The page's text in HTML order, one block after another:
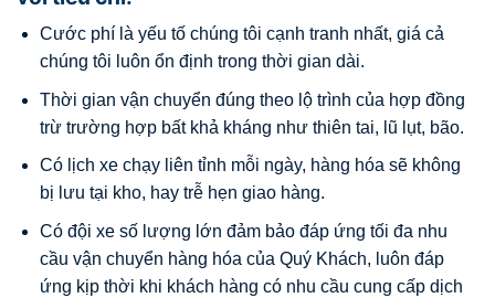
Cước phí là yếu tố chúng tôi cạnh tranh nhất, giá cả
chúng tôi luôn ổn định trong thời gian dài.
Thời gian vận chuyển đúng theo lộ trình của hợp đồng
trừ trường hợp bất khả kháng như thiên tai, lũ lụt, bão.
Có lịch xe chạy liên tỉnh mỗi ngày, hàng hóa sẽ không
bị lưu tại kho, hay trễ hẹn giao hàng.
Có đội xe số lượng lớn đảm bảo đáp ứng tối đa nhu
cầu vận chuyển hàng hóa của Quý Khách, luôn đáp
ứng kịp thời khi khách hàng có nhu cầu cung cấp dịch